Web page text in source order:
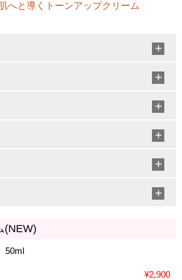
へと導くトーンアップクリーム
(NEW)
50ml
¥2,900